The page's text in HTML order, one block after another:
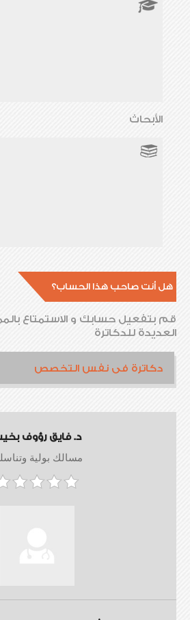
الأبحاث
هل أنت صاحب هذا الحساب؟
قم بتفعيل حسابك و الاستمتاع
العديدة للدكاترة
دكاترة فى نفس التخصص
د. فايق رؤوف
مسالك بولية